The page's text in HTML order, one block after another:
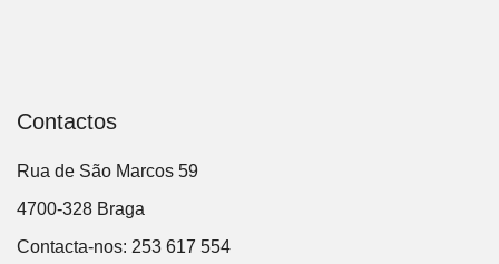
Contactos
Rua de São Marcos 59
4700-328 Braga
Contacta-nos: 253 617 554